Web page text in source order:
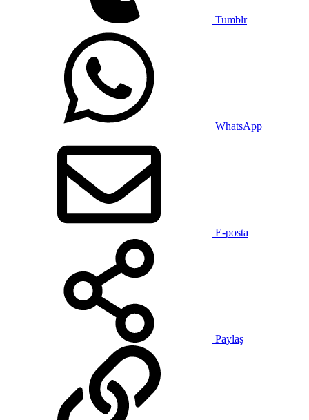
Tumblr
WhatsApp
E-posta
Paylaş